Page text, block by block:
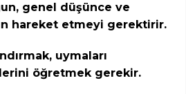
genel düşünce ve
hareket etmeyi gerektirir.
uymaları
öğretmek gerekir.